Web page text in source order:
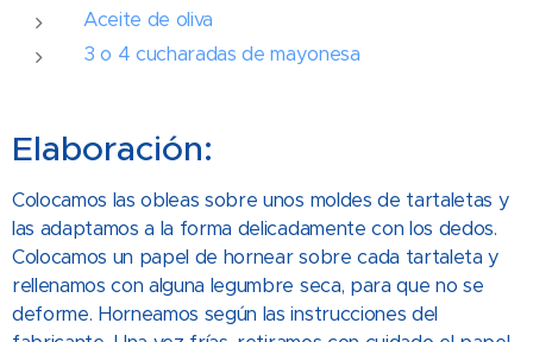
Aceite de oliva
3 o 4 cucharadas de mayonesa
Elaboración:
Colocamos las obleas sobre unos moldes de tartaletas y
las adaptamos a la forma delicadamente con los dedos.
Colocamos un papel de hornear sobre cada tartaleta y
rellenamos con alguna legumbre seca, para que no se
deforme. Horneamos según las instrucciones del